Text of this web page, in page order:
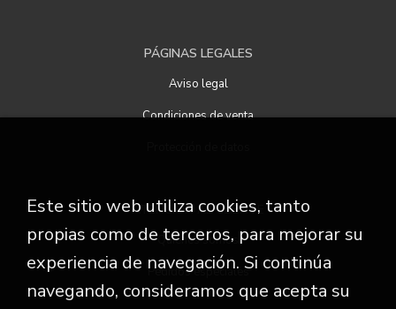
PÁGINAS LEGALES
Aviso legal
Condiciones de venta
ATENCIÓN AL CLIENTE
Quiénes somos
Pedidos especiales
Este sitio web utiliza cookies, tanto
propias como de terceros, para mejorar su
experiencia de navegación. Si continúa
navegando, consideramos que acepta su